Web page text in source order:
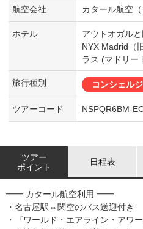
航空会社 カタール航空
ホテル
アウトオガル
NYX Madrid（
ラス (マドリー
旅行種別 コンシェル
ツアーコード NSPQR6BM-
ツアー
ポイント
日程表
━━ カタール航空利用 ━━
・名古屋駅⇔関空のバス送迎付き
・『ワールド・エアライン・アワ